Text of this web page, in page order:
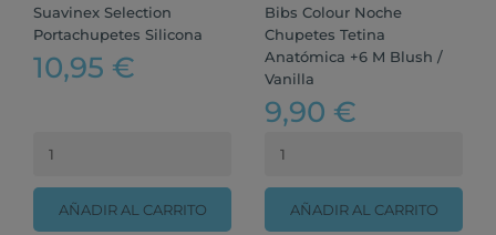
Suavinex Selection
Portachupetes Silicona
10,95 €
AÑADIR AL CARRITO
Bibs Colour Noche
Chupetes Tetina
Anatómica +6 M Blush /
Vanilla
9,90 €
AÑADIR AL CARRITO